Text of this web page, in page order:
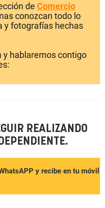
de Comercio
conozcan todo lo
y fotografías hechas
y hablaremos contigo
REALIZANDO
y recibe en tu móvil